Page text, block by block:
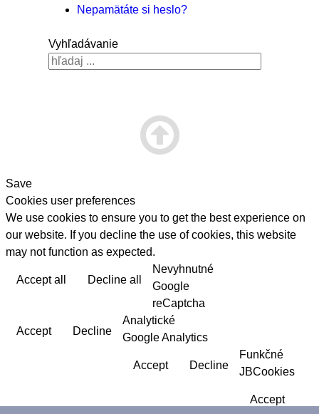
Nepamätáte si heslo?
Vyhľadávanie
Save
Cookies user preferences
We use cookies to ensure you to get the best experience on
our website. If you decline the use of cookies, this website
may not function as expected.
Accept all Decline all
Nevyhnutné
Google
reCaptcha
Accept Decline
Analytické
Google Analytics
Accept Decline
Funkčné
JBCookies
Accept